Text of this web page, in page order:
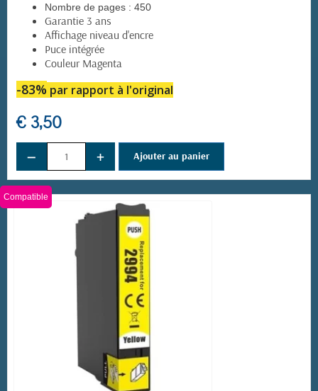
Nombre de pages : 450
Garantie 3 ans
Affichage niveau d'encre
Puce intégrée
Couleur Magenta
-83% par rapport à l'original
€ 3,50
− + Ajouter au panier
Compatible